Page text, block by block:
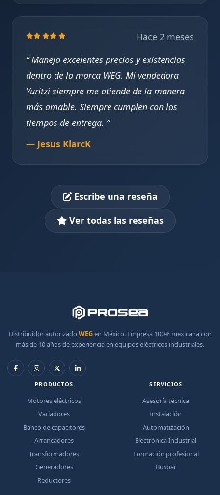
Hace 2 meses
Maneja excelentes precios y existencias
dentro de la marca WEG. Mi vendedora
Yuritzi siempre me atiende de la manera
más amable. Siempre cumplen con los
tiempos de entrega.
— Jesus KlarcK
Escribe una reseña
Ver todas las reseñas
Distribuidor autorizado WEGen México. Empresa 100% mexicana con
más de 10 años de experiencia en equipos eléctricos industriales.
PRODUCTOS
Motores eléctricos
Variadores
Banco de capacitores
Arrancadores
Transformadores
Generadores
Reductores
SERVICIOS
Asesoría técnica
Instalación
Automatización
Electrónica Industrial
Formación profesional
Busbar